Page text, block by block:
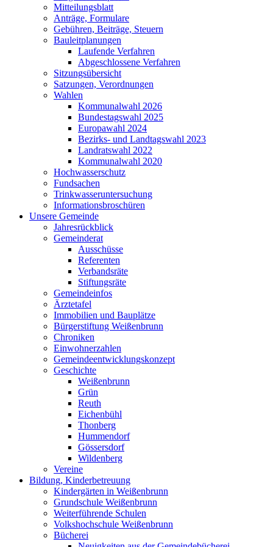
Mitteilungsblatt
Anträge, Formulare
Gebühren, Beiträge, Steuern
Bauleitplanungen
Laufende Verfahren
Abgeschlossene Verfahren
Sitzungsübersicht
Satzungen, Verordnungen
Wahlen
Kommunalwahl 2026
Bundestagswahl 2025
Europawahl 2024
Bezirks- und Landtagswahl 2023
Landratswahl 2022
Kommunalwahl 2020
Hochwasserschutz
Fundsachen
Trinkwasseruntersuchung
Informationsbroschüren
Unsere Gemeinde
Jahresrückblick
Gemeinderat
Ausschüsse
Referenten
Verbandsräte
Stiftungsräte
Gemeindeinfos
Ärztetafel
Immobilien und Bauplätze
Bürgerstiftung Weißenbrunn
Chroniken
Einwohnerzahlen
Gemeindeentwicklungskonzept
Geschichte
Weißenbrunn
Grün
Reuth
Eichenbühl
Thonberg
Hummendorf
Gössersdorf
Wildenberg
Vereine
Bildung, Kinderbetreuung
Kindergärten in Weißenbrunn
Grundschule Weißenbrunn
Weiterführende Schulen
Volkshochschule Weißenbrunn
Bücherei